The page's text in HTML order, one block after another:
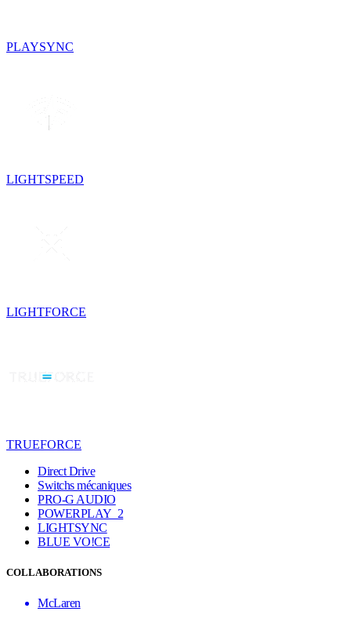
PLAYSYNC
LIGHTSPEED
LIGHTFORCE
TRUEFORCE
Direct Drive
Switchs mécaniques
PRO-G AUDIO
POWERPLAY 2
LIGHTSYNC
BLUE VO!CE
COLLABORATIONS
McLaren